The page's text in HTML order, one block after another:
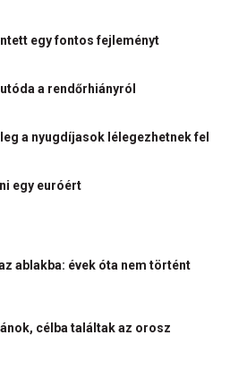
egy fontos fejleményt
a rendőrhiányról
a nyugdíjasok lélegezhetnek fel
egy euróért
ablakba: évek óta nem történt
célba találtak az orosz